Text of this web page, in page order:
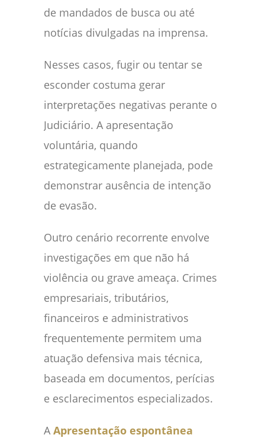
de mandados de busca ou até
notícias divulgadas na imprensa.
Nesses casos, fugir ou tentar se
esconder costuma gerar
interpretações negativas perante o
Judiciário. A apresentação
voluntária, quando
estrategicamente planejada, pode
demonstrar ausência de intenção
de evasão.
Outro cenário recorrente envolve
investigações em que não há
violência ou grave ameaça. Crimes
empresariais, tributários,
financeiros e administrativos
frequentemente permitem uma
atuação defensiva mais técnica,
baseada em documentos, perícias
e esclarecimentos especializados.
A Apresentação espontânea